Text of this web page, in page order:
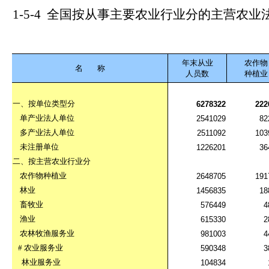
1-5-4 全国按从事主要农业行业分的主营农业
名 称
年末从业
人员数
农作物
种植业
一、按单位类型分 6278322
单产业法人单位
2541029
多产业法人单位
2511092
未注册单位
1226201
二、按主营农业行业分
农作物种植业
2648705
林业
1456835
畜牧业
576449
渔业
615330
农林牧渔服务业
981003
# 农业服务业 590348
林业服务业
104834